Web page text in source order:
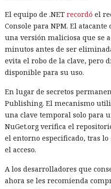
El equipo de .NET recordó el
Console para NPM. El
una versión maliciosa que se
minutos antes de ser
evita el robo de la clave, pero
disponible para su uso.
En lugar de secretos
Publishing. El mecanismo
una clave temporal solo para
NuGet.org verifica el
el entorno especificado, tras
el acceso.
A los desarrolladores que
ahora se les recomienda